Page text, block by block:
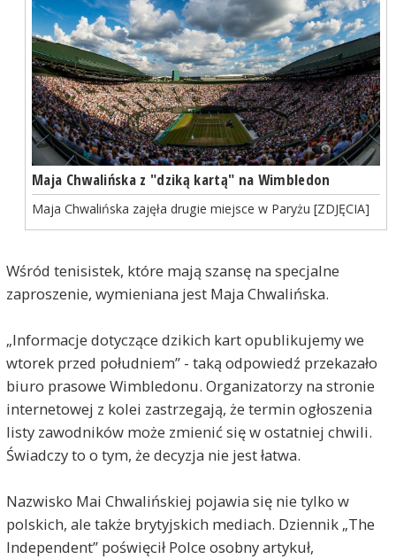
Maja Chwalińska z "dziką kartą" na Wimbledon
Maja Chwalińska zajęła drugie miejsce w Paryżu [ZDJĘCIA]
Wśród tenisistek, które mają szansę na specjalne
zaproszenie, wymieniana jest Maja Chwalińska.
„Informacje dotyczące dzikich kart opublikujemy we
wtorek przed południem” - taką odpowiedź przekazało
biuro prasowe Wimbledonu. Organizatorzy na stronie
internetowej z kolei zastrzegają, że termin ogłoszenia
listy zawodników może zmienić się w ostatniej chwili.
Świadczy to o tym, że decyzja nie jest łatwa.
Nazwisko Mai Chwalińskiej pojawia się nie tylko w
polskich, ale także brytyjskich mediach. Dziennik „The
Independent” poświęcił Polce osobny artykuł,